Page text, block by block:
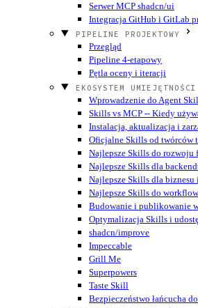
Serwer MCP shadcn/ui
Integracja GitHub i GitLab
PIPELINE PROJEKTOWY
Przegląd
Pipeline 4-etapowy
Pętla oceny i iteracji
EKOSYSTEM UMIEJĘTNOŚCI
Wprowadzenie do Agent
Skills vs MCP -- Kiedy
Instalacja, aktualizacja i
Oficjalne Skills od twórców
Najlepsze Skills do rozwoju
Najlepsze Skills dla
Najlepsze Skills dla
Najlepsze Skills do
Budowanie i publikowanie
Optymalizacja Skills i
shadcn/improve
Impeccable
Grill Me
Superpowers
Taste Skill
Bezpieczeństwo łańcucha